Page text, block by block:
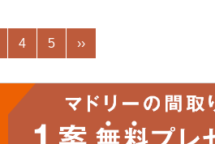
4 5 ››